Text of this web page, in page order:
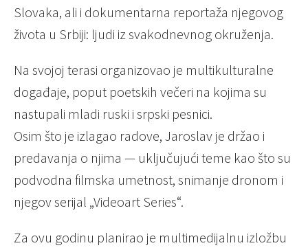
Slovaka, ali i dokumentarna reportaža njegovog
života u Srbiji: ljudi iz svakodnevnog okruženja.
Na svojoj terasi organizovao je multikulturalne
događaje, poput poetskih večeri na kojima su
nastupali mladi ruski i srpski pesnici.
Osim što je izlagao radove, Jaroslav je držao i
predavanja o njima — uključujući teme kao što su
podvodna filmska umetnost, snimanje dronom i
njegov serijal „Videoart Series“.
Za ovu godinu planirao je multimedijalnu izložbu